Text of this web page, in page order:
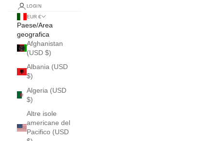
LOGIN
EUR €
Paese/Area
geografica
Afghanistan
(USD $)
Albania (USD
$)
Algeria (USD
$)
Altre isole
americane del
Pacifico (USD